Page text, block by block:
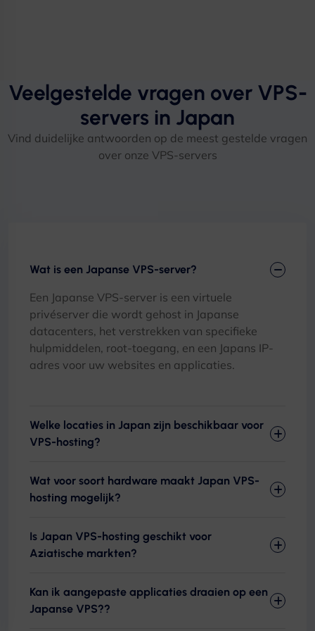
Veelgestelde vragen over VPS-
servers in Japan
Vind duidelijke antwoorden op de meest gestelde vragen
over onze VPS-servers
Wat is een Japanse VPS-server?
Een Japanse VPS-server is een virtuele
privéserver die wordt gehost in Japanse
datacenters, het verstrekken van specifieke
hulpmiddelen, root-toegang, en een Japans IP-
adres voor uw websites en applicaties.
Welke locaties in Japan zijn beschikbaar voor
VPS-hosting?
Wat voor soort hardware maakt Japan VPS-
hosting mogelijk?
Is Japan VPS-hosting geschikt voor
Aziatische markten?
Kan ik aangepaste applicaties draaien op een
Japanse VPS??